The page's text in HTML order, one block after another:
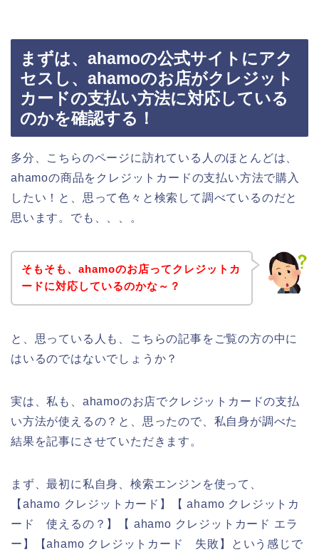
まずは、ahamoの公式サイトにアク
セスし、ahamoのお店がクレジット
カードの支払い方法に対応している
のかを確認する！
多分、こちらのページに訪れている人のほとんどは、
ahamoの商品をクレジットカードの支払い方法で購入
したい！と、思って色々と検索して調べているのだと
思います。でも、、、。
そもそも、ahamoのお店ってクレジットカ
ードに対応しているのかな～？
と、思っている人も、こちらの記事をご覧の方の中に
はいるのではないでしょうか？
実は、私も、ahamoのお店でクレジットカードの支払
い方法が使えるの？と、思ったので、私自身が調べた
結果を記事にさせていただきます。
まず、最初に私自身、検索エンジンを使って、
【ahamo クレジットカード】【 ahamo クレジットカ
ード 使えるの？】【 ahamo クレジットカード エラ
ー】【ahamo クレジットカード 失敗】という感じで